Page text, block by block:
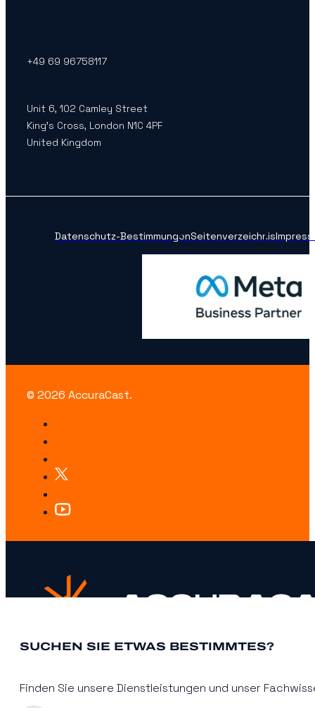
+49 69 96758117
Unit 6, 102 Camley Street
King’s Cross, London N1C 4PF
United Kingdom
Datenschutz-BestimmungenSeitenverzeichnis
© 2026 AccuraCast.
SUCHEN SIE ETWAS BESTIMMTES?
Finden Sie unsere Dienstleistungen und unser